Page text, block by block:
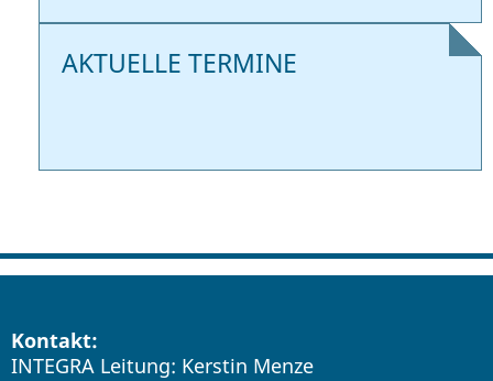
AKTUELLE TERMINE
Kontakt:
INTEGRA Leitung: Kerstin Menze